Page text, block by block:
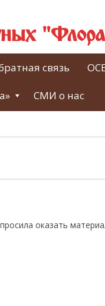
связь
СМИ о нас
оказать